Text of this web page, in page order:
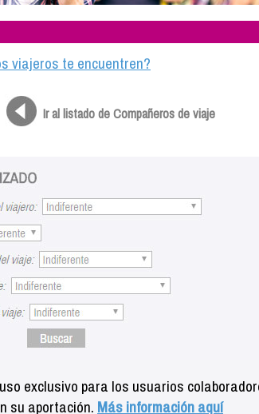
viajeros te encuentren?
Ir al listado de Compañeros de viaje
exclusivo para los usuarios
su aportación. Más información aquí